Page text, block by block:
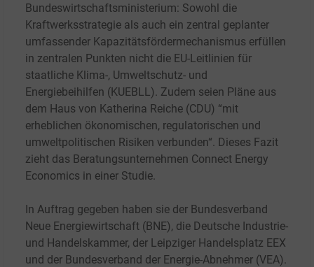
Bundeswirtschaftsministerium: Sowohl die
Kraftwerksstrategie als auch ein zentral geplanter
umfassender Kapazitätsfördermechanismus erfüllen
in zentralen Punkten nicht die EU-Leitlinien für
staatliche Klima-, Umweltschutz- und
Energiebeihilfen (KUEBLL). Zudem seien Pläne aus
dem Haus von Katherina Reiche (CDU) “mit
erheblichen ökonomischen, regulatorischen und
umweltpolitischen Risiken verbunden“. Dieses Fazit
zieht das Beratungsunternehmen Connect Energy
Economics in einer Studie.
In Auftrag gegeben haben sie der Bundesverband
Neue Energiewirtschaft (BNE), die Deutsche Industrie-
und Handelskammer, der Leipziger Handelsplatz EEX
und der Bundesverband der Energie-Abnehmer (VEA).